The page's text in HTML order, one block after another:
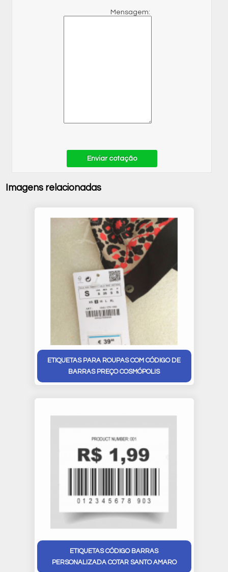
Mensagem:
Enviar cotação
Imagens relacionadas
ETIQUETAS PARA ROUPAS COM CÓDIGO DE
BARRAS PREÇO COSMÓPOLIS
ETIQUETAS CÓDIGO BARRAS
PERSONALIZADA COTAR SANTO AMARO